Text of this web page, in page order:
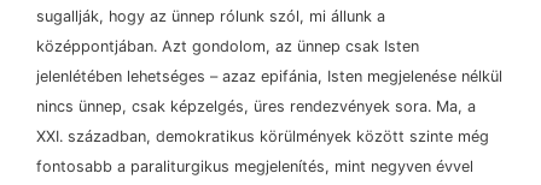
sugallják, hogy az ünnep rólunk szól, mi állunk a
középpontjában. Azt gondolom, az ünnep csak Isten
jelenlétében lehetséges –azaz epifánia, Isten megjelenése nélkül
nincs ünnep, csak képzelgés, üres rendezvények sora. Ma, a
XXI. században, demokratikus körülmények között szinte még
fontosabb a paraliturgikus megjelenítés, mint negyven évvel